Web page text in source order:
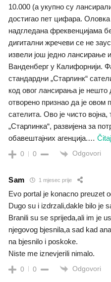
10.000 (а укупно су
достигао пет цифара.
надгледана фреквенцијама
дигитални жречеви се не
извели још једно лансирање
Ванденберг у Калифорнији.
стандардни „Старлинк“
код овог лансирања је нешто
отворено признао да је овом
сателита. Ово је чисто војна,
„Старлинка“, развијена за
обавештајних агенција.…
0 0 Odgovori
Sam 1 mjesec prije
Evo portal je konacno preuzet
Dugo su i izdrzali,dakle bilo je
Branili su se sprijeda,ali im je
njegovog bjesnila,a sad kad
na bjesnilo i poskoke.
Niste me iznevjerili nimalo.
0 0 Odgovori